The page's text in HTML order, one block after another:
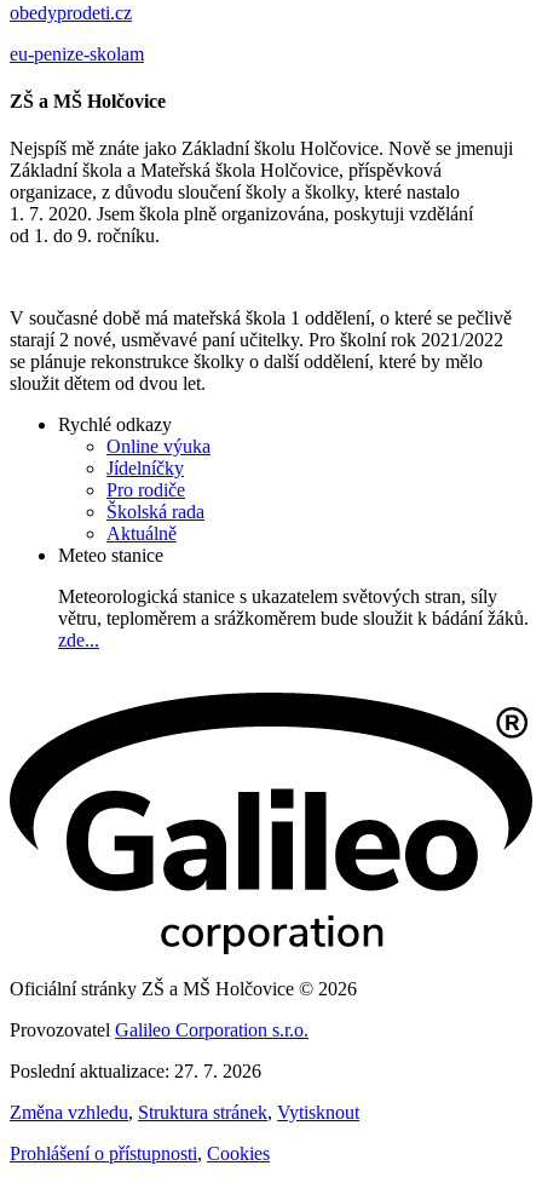
obedyprodeti.cz
eu-penize-skolam
ZŠ a MŠ Holčovice
Nejspíš mě znáte jako Základní školu Holčovice. Nově se jmenuji
Základní škola a Mateřská škola Holčovice, příspěvková
organizace, z důvodu sloučení školy a školky, které nastalo
1. 7. 2020. Jsem škola plně organizována, poskytuji vzdělání
od 1. do 9. ročníku.
V současné době má mateřská škola 1 oddělení, o které se pečlivě
starají 2 nové, usměvavé paní učitelky. Pro školní rok 2021/2022
se plánuje rekonstrukce školky o další oddělení, které by mělo
sloužit dětem od dvou let.
Rychlé odkazy
Online výuka
Jídelníčky
Pro rodiče
Školská rada
Aktuálně
Meteo stanice
Meteorologická stanice s ukazatelem světových stran, síly
větru, teploměrem a srážkoměrem bude sloužit k bádání žáků.
zde...
Oficiální stránky ZŠ a MŠ Holčovice © 2026
Provozovatel Galileo Corporation s.r.o.
Poslední aktualizace: 27. 7. 2026
Změna vzhledu, Struktura stránek, Vytisknout
Prohlášení o přístupnosti, Cookies